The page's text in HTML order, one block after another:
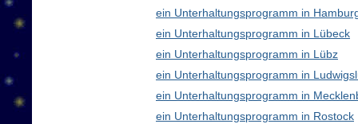
ein Unterhaltungsprogramm in
ein Unterhaltungsprogramm in Lübeck
ein Unterhaltungsprogramm in Lübz
ein Unterhaltungsprogramm in
ein Unterhaltungsprogramm in
ein Unterhaltungsprogramm in Rostock